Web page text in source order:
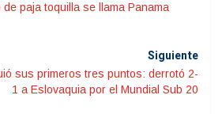
paja toquilla se llama Panama
Siguiente
sus primeros tres puntos: derrotó 2-
1 a Eslovaquia por el Mundial Sub 20